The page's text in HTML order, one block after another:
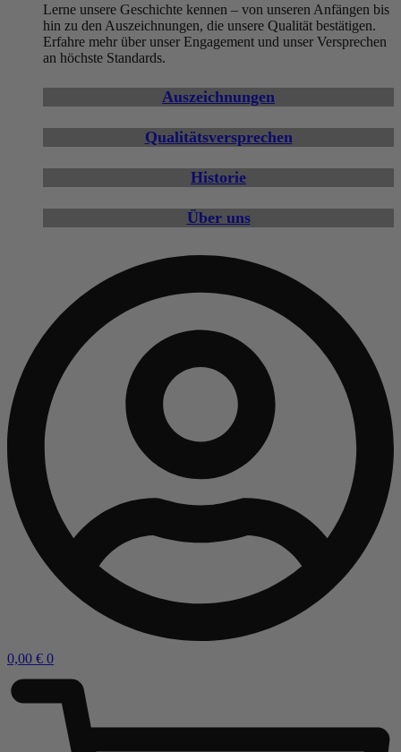
Lerne unsere Geschichte kennen – von unseren Anfängen bis
hin zu den Auszeichnungen, die unsere Qualität bestätigen.
Erfahre mehr über unser Engagement und unser Versprechen
an höchste Standards.
Auszeichnungen
Qualitätsversprechen
Historie
Über uns
0,00 € 0